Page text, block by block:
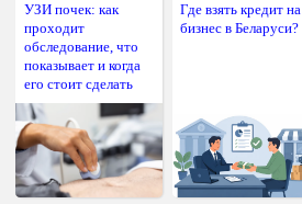
УЗИ почек: как
проходит
обследование, что
показывает и когда
его стоит сделать
Где взять кредит на
бизнес в Беларуси?